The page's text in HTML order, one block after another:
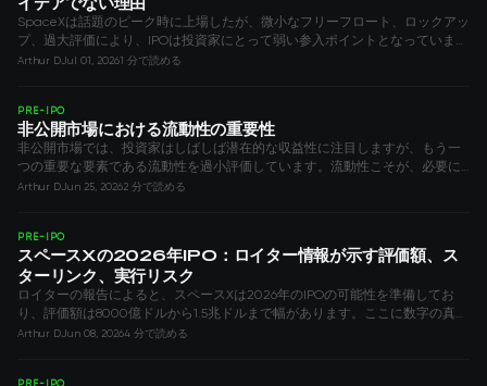
SpaceXは話題のピーク時に上場したが、微小なフリーフロート、ロックアッ
プ、過大評価により、IPOは投資家にとって弱い参入ポイントとなっていま
す。
Arthur D Jul 01, 20261 分で読める
PRE-IPO
非公開市場における流動性の重要性
非公開市場では、投資家はしばしば潜在的な収益性に注目しますが、もう一
つの重要な要素である流動性を過小評価しています。流動性こそが、必要に
応じて取引から退出する現実性を決定します。
Arthur D Jun 25, 20262 分で読める
PRE-IPO
スペースXの2026年IPO：ロイター情報が示す評価額、ス
ターリンク、実行リスク
ロイターの報告によると、スペースXは2026年のIPOの可能性を準備してお
り、評価額は8000億ドルから1.5兆ドルまで幅があります。ここに数字の真の
意味があります。
Arthur D Jun 08, 20264 分で読める
PRE-IPO